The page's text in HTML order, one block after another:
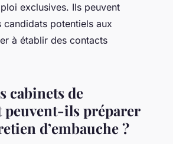
exclusives. Ils peuvent
candidats potentiels aux
à établir des contacts
cabinets de
ils préparer
d’embauche ?